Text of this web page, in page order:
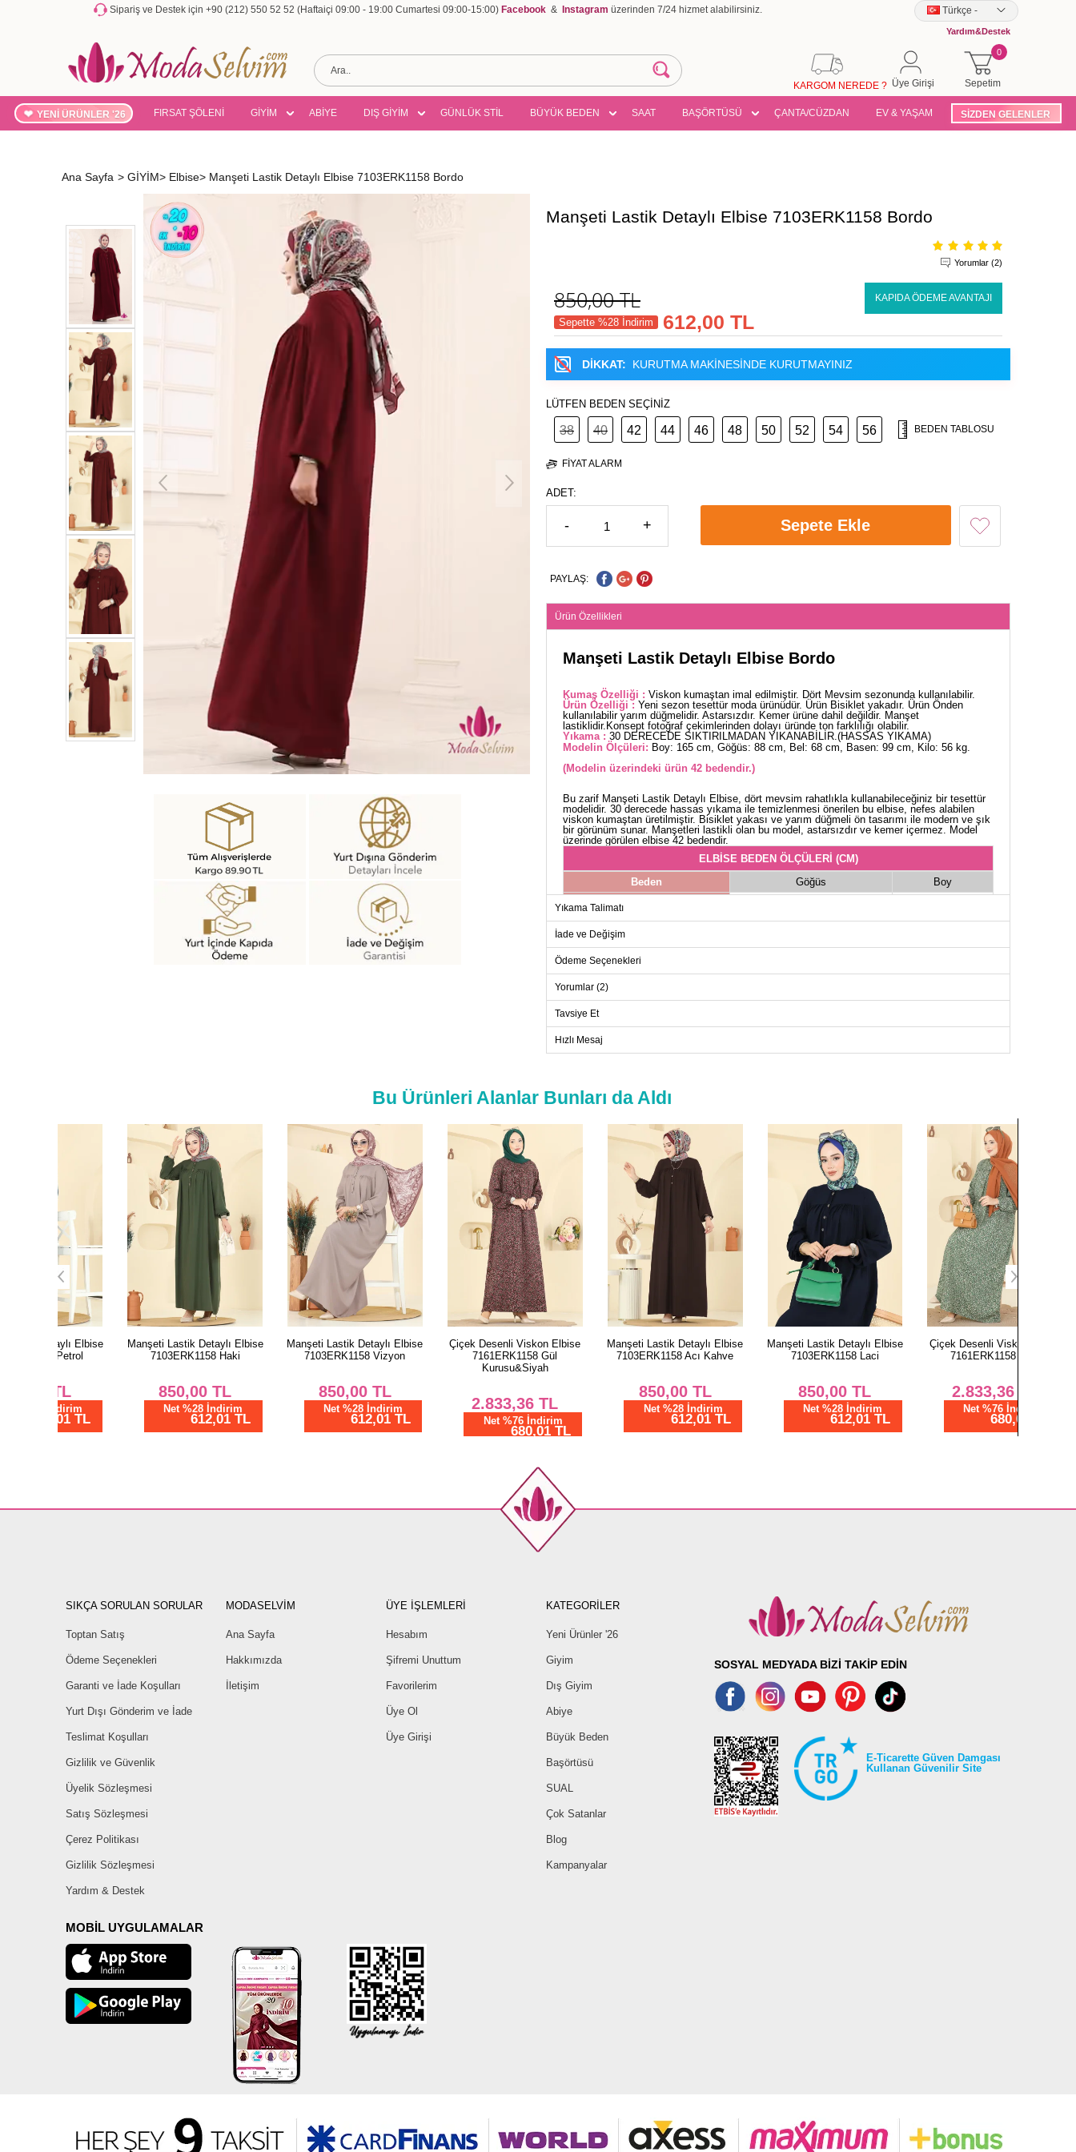
Sipariş ve Destek için +90 (212) 550 52 52 (Haftaiçi 09:00 - 19:00 Cumartesi 09:00-15:00) Facebook & Instagram üzerinden 7/24 hizmet alabilirsiniz. Türkçe -
Yardım&Destek
Sepetim
0
Üye Girişi
KARGOM NEREDE ?
YENİ ÜRÜNLER '26 FIRSAT ŞÖLENİ GİYİM ABİYE DIŞ GİYİM GÜNLÜK STİL BÜYÜK BEDEN SAAT BAŞÖRTÜSÜ ÇANTA/CÜZDAN EV & YAŞAM SİZDEN GELENLER
Ana Sayfa > GİYİM> Elbise> Manşeti Lastik Detaylı Elbise 7103ERK1158 Bordo
Manşeti Lastik Detaylı Elbise 7103ERK1158 Bordo
Yorumlar (2)
850,00TL KAPIDA ÖDEME AVANTAJI
Sepette %28 İndirim 612,00 TL
DİKKAT: KURUTMA MAKİNESİNDE KURUTMAYINIZ
LÜTFEN BEDEN SEÇİNİZ
38 40 42 44 46 48 50 52 54 56 BEDEN TABLOSU
FIYAT ALARM
ADET:
- + Sepete Ekle
PAYLAŞ:
Ürün Özellikleri
Manşeti Lastik Detaylı Elbise Bordo
Kumaş Özelliği : Viskon kumaştan imal edilmiştir. Dört Mevsim sezonunda kullanılabilir.
Ürün Özelliği : Yeni sezon tesettür moda ürünüdür. Ürün Bisiklet yakadır. Ürün Önden
kullanılabilir yarım düğmelidir. Astarsızdır. Kemer ürüne dahil değildir. Manşet
lastiklidir.Konsept fotoğraf çekimlerinden dolayı üründe ton farklılığı olabilir.
Yıkama : 30 DERECEDE SIKTIRILMADAN YIKANABİLİR.(HASSAS YIKAMA)
Modelin Ölçüleri: Boy: 165 cm, Göğüs: 88 cm, Bel: 68 cm, Basen: 99 cm, Kilo: 56 kg.
(Modelin üzerindeki ürün 42 bedendir.)
Bu zarif Manşeti Lastik Detaylı Elbise, dört mevsim rahatlıkla kullanabileceğiniz bir tesettür
modelidir. 30 derecede hassas yıkama ile temizlenmesi önerilen bu elbise, nefes alabilen
viskon kumaştan üretilmiştir. Bisiklet yakası ve yarım düğmeli ön tasarımı ile modern ve şık
bir görünüm sunar. Manşetleri lastikli olan bu model, astarsızdır ve kemer içermez. Model
üzerinde görülen elbise 42 bedendir.
ELBİSE BEDEN ÖLÇÜLERİ (CM)
Beden
Göğüs
Boy
40
106
136
42
106
136
50
122
136
56
Yıkama Talimatı
İade ve Değişim
Ödeme Seçenekleri
Yorumlar (2)
Tavsiye Et
Hızlı Mesaj
Bu Ürünleri Alanlar Bunları da Aldı
Manşeti Lastik Detaylı Elbise
7103ERK1158 Haki
TL
Net %28 İndirim
612,01 TL
Manşeti Lastik Detaylı Elbise
7103ERK1158 Vizyon
TL
Net %28 İndirim
612,01 TL
Çiçek Desenli Viskon Elbise
7161ERK1158 Gül
Kurusu&Siyah
2.833,36TL
Net %76 İndirim
680,01 TL
Manşeti Lastik Detaylı Elbise
7103ERK1158 Acı Kahve
TL
Net %28 İndirim
612,01 TL
Manşeti Lastik Detaylı Elbise
7103ERK1158 Laci
TL
Net %28 İndirim
612,01 TL
Çiçek Desenli Viskon Elbise
7161ERK1158 Mint
2.833,36TL
Net %76 İndirim
680,01 TL
SIKÇA SORULAN SORULAR
Toptan Satış
Ödeme Seçenekleri
Garanti ve İade Koşulları
Yurt Dışı Gönderim ve İade
Teslimat Koşulları
Gizlilik ve Güvenlik
Üyelik Sözleşmesi
Satış Sözleşmesi
Çerez Politikası
Gizlilik Sözleşmesi
Yardım & Destek
MODASELVİM
Ana Sayfa
Hakkımızda
İletişim
ÜYE İŞLEMLERİ
Hesabım
Şifremi Unuttum
Favorilerim
Üye Ol
Üye Girişi
KATEGORİLER
Yeni Ürünler '26
Giyim
Dış Giyim
Abiye
Büyük Beden
Başörtüsü
SUAL
Çok Satanlar
Blog
Kampanyalar
MOBİL UYGULAMALAR
SOSYAL MEDYADA BİZİ TAKİP EDİN
E-Ticarette Güven Damgası
Kullanan Güvenilir Site